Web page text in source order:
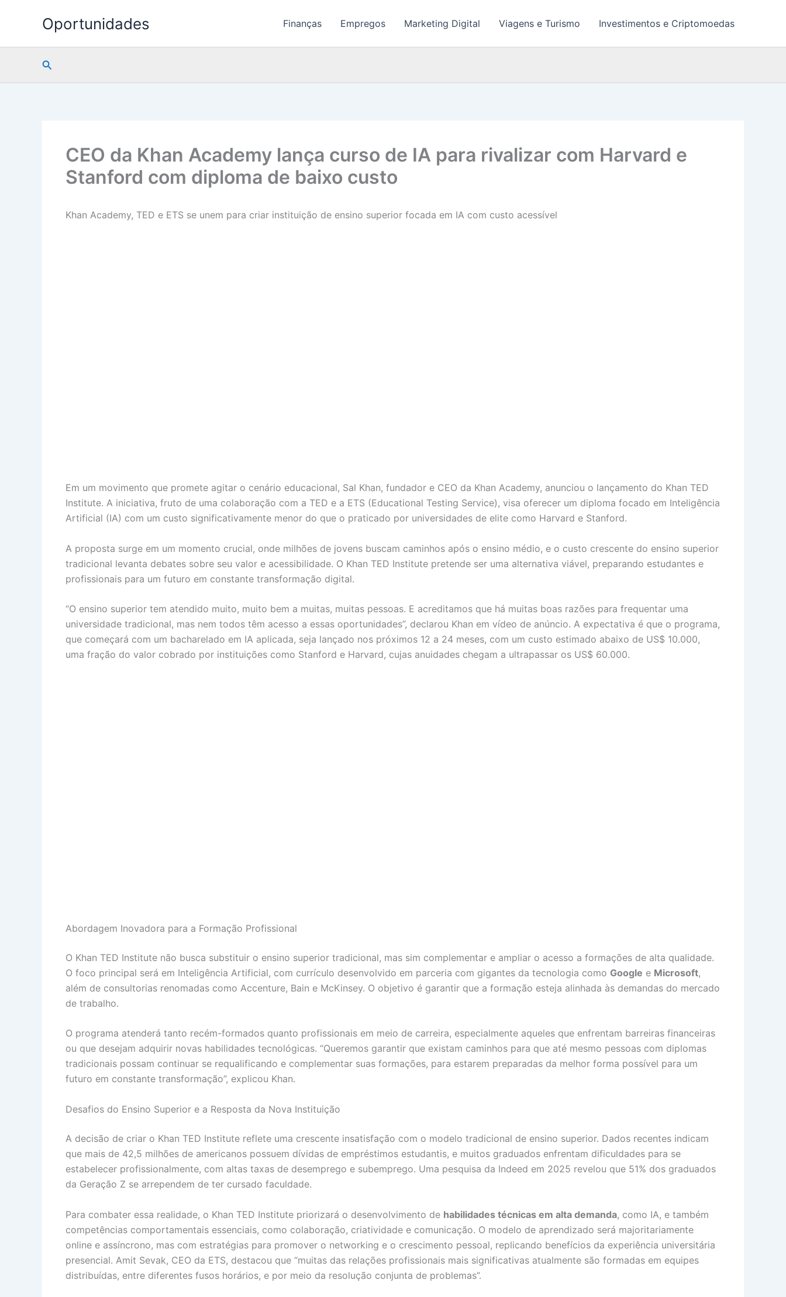
Oportunidades Finanças Empregos Marketing Digital Viagens e Turismo Investimentos e Criptomoedas
Pesquisar
CEO da Khan Academy lança curso de IA para rivalizar com Harvard e
Stanford com diploma de baixo custo
Khan Academy, TED e ETS se unem para criar instituição de ensino superior focada em IA com custo acessível
Em um movimento que promete agitar o cenário educacional, Sal Khan, fundador e CEO da Khan Academy, anunciou o lançamento do Khan TED
Institute. A iniciativa, fruto de uma colaboração com a TED e a ETS (Educational Testing Service), visa oferecer um diploma focado em Inteligência
Artificial (IA) com um custo significativamente menor do que o praticado por universidades de elite como Harvard e Stanford.
A proposta surge em um momento crucial, onde milhões de jovens buscam caminhos após o ensino médio, e o custo crescente do ensino superior
tradicional levanta debates sobre seu valor e acessibilidade. O Khan TED Institute pretende ser uma alternativa viável, preparando estudantes e
profissionais para um futuro em constante transformação digital.
“O ensino superior tem atendido muito, muito bem a muitas, muitas pessoas. E acreditamos que há muitas boas razões para frequentar uma
universidade tradicional, mas nem todos têm acesso a essas oportunidades”, declarou Khan em vídeo de anúncio. A expectativa é que o programa,
que começará com um bacharelado em IA aplicada, seja lançado nos próximos 12 a 24 meses, com um custo estimado abaixo de US$ 10.000,
uma fração do valor cobrado por instituições como Stanford e Harvard, cujas anuidades chegam a ultrapassar os US$ 60.000.
Abordagem Inovadora para a Formação Profissional
O Khan TED Institute não busca substituir o ensino superior tradicional, mas sim complementar e ampliar o acesso a formações de alta qualidade.
O foco principal será em Inteligência Artificial, com currículo desenvolvido em parceria com gigantes da tecnologia como Google e Microsoft,
além de consultorias renomadas como Accenture, Bain e McKinsey. O objetivo é garantir que a formação esteja alinhada às demandas do mercado
de trabalho.
O programa atenderá tanto recém-formados quanto profissionais em meio de carreira, especialmente aqueles que enfrentam barreiras financeiras
ou que desejam adquirir novas habilidades tecnológicas. “Queremos garantir que existam caminhos para que até mesmo pessoas com diplomas
tradicionais possam continuar se requalificando e complementar suas formações, para estarem preparadas da melhor forma possível para um
futuro em constante transformação”, explicou Khan.
Desafios do Ensino Superior e a Resposta da Nova Instituição
A decisão de criar o Khan TED Institute reflete uma crescente insatisfação com o modelo tradicional de ensino superior. Dados recentes indicam
que mais de 42,5 milhões de americanos possuem dívidas de empréstimos estudantis, e muitos graduados enfrentam dificuldades para se
estabelecer profissionalmente, com altas taxas de desemprego e subemprego. Uma pesquisa da Indeed em 2025 revelou que 51% dos graduados
da Geração Z se arrependem de ter cursado faculdade.
Para combater essa realidade, o Khan TED Institute priorizará o desenvolvimento de habilidades técnicas em alta demanda, como IA, e também
competências comportamentais essenciais, como colaboração, criatividade e comunicação. O modelo de aprendizado será majoritariamente
online e assíncrono, mas com estratégias para promover o networking e o crescimento pessoal, replicando benefícios da experiência universitária
presencial. Amit Sevak, CEO da ETS, destacou que “muitas das relações profissionais mais significativas atualmente são formadas em equipes
distribuídas, entre diferentes fusos horários, e por meio da resolução conjunta de problemas”.